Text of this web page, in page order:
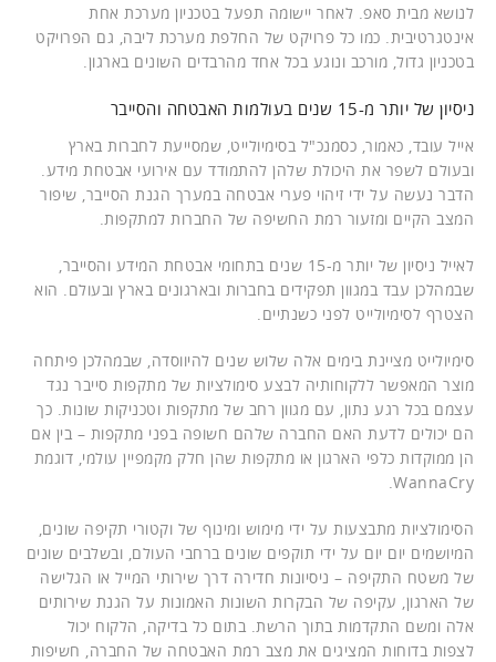
לנושא מבית סאפ. לאחר יישומה תפעל בטכניון מערכת אחת
אינטגרטיבית. כמו כל פרויקט של החלפת מערכת ליבה, גם הפרויקט
בטכניון גדול, מורכב ונוגע בכל אחד מהרבדים השונים בארגון.
ניסיון של יותר מ-15 שנים בעולמות האבטחה והסייבר
אייל עובד, כאמור, כסמנכ"ל בסימיולייט, שמסייעת לחברות בארץ
ובעולם לשפר את היכולת שלהן להתמודד עם אירועי אבטחת מידע.
הדבר נעשה על ידי זיהוי פערי אבטחה במערך הגנת הסייבר, שיפור
המצב הקיים ומזעור רמת החשיפה של החברות למתקפות.
לאייל ניסיון של יותר מ-15 שנים בתחומי אבטחת המידע והסייבר,
שבמהלכן עבד במגוון תפקידים בחברות ובארגונים בארץ ובעולם. הוא
הצטרף לסימיולייט לפני כשנתיים.
סימיולייט מציינת בימים אלה שלוש שנים להיווסדה, שבמהלכן פיתחה
מוצר המאפשר ללקוחותיה לבצע סימולציות של מתקפות סייבר נגד
עצמם בכל רגע נתון, עם מגוון רחב של מתקפות וטכניקות שונות. כך
הם יכולים לדעת האם החברה שלהם חשופה בפני מתקפות – בין אם
הן ממוקדות כלפי הארגון או מתקפות שהן חלק מקמפיין עולמי, דוגמת
WannaCry.
הסימולציות מתבצעות על ידי מימוש ומינוף של וקטורי תקיפה שונים,
המיושמים יום יום על ידי תוקפים שונים ברחבי העולם, ובשלבים שונים
של משטח התקיפה – ניסיונות חדירה דרך שירותי המייל או הגלישה
של הארגון, עקיפה של הבקרות השונות האמונות על הגנת שירותים
אלה ומשם התקדמות בתוך הרשת. בתום כל בדיקה, הלקוח יכול
לצפות בדוחות המציגים את מצב רמת האבטחה של החברה, חשיפות